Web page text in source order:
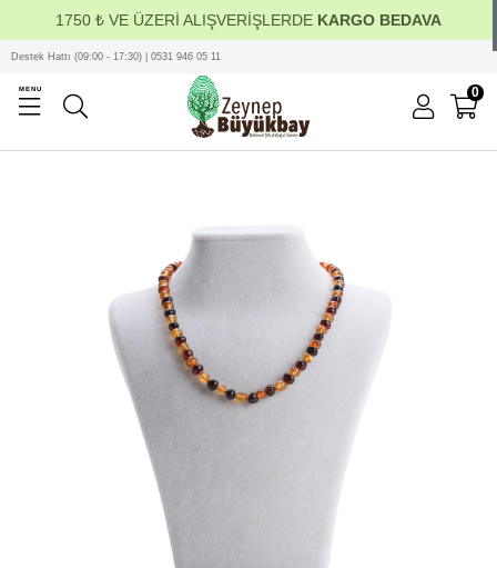
1750 ₺ VE ÜZERİ ALIŞVERİŞLERDE KARGO BEDAVA
MENU
Destek Hattı (09:00 - 17:30) | 0531 946 05 11
0